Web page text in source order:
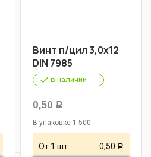
Винт п/цил 3,0х12
DIN 7985
в наличии
0,50 Р
В упаковке 1 500
От 1 шт 0,50 Р